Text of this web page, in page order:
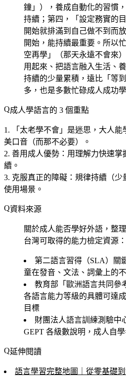
鐘」），養成自動化的習慣
持續；第四，「設定務實的
開始就排滿到自己做不到而
開始，能持續最重要。所以
空再學」（那天永遠不會來
用起來、把語言融入生活、
持續的少量累積，遠比「等
多，也是多數忙碌成人成功
成人學語言的 3 個重點
「太老學不會」是迷思 ，大人
美口音（而那不必要）。
善用成人優勢 ：用理解力快速
續。
克服真正的障礙 ：規律持續（
使用場景。
資料來源
關於成人能否學好外語，整
台灣可取得的能力檢定資源：
第二語言習得（SLA）關
童在發音、文法、詞彙上的
教育部「歐洲語言共同參
各語言能力等級的具體可達
目標
財團法人語言訓練測驗中
GEPT 各級數說明，成人自
延伸閱讀
語言學習完整地圖｜從零基礎